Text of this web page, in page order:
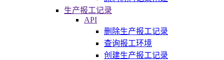
生产报工记录
API
删除生产报工记录
查询报工环境
创建生产报工记录